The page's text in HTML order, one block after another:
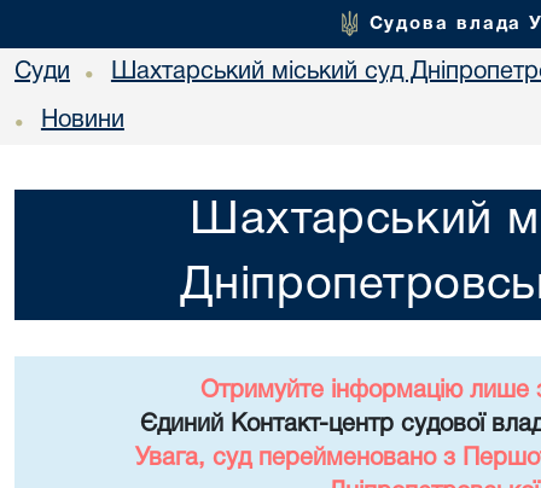
Судова влада
Суди • Шахтарський міський суд
• Новини
Шахтарський
Отримуйте інформацію лише
Єдиний Контакт-центр судової
Увага, суд перейменовано з